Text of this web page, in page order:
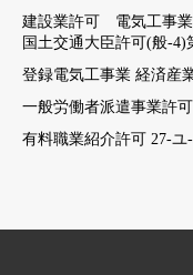
建設業許可 電気工事
国土交通大臣許可(般-4)
登録電気工事業 経済産
一般労働者派遣事業許
有料職業紹介許可 27-ユ-